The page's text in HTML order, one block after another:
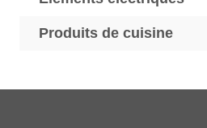
Produits de cuisine